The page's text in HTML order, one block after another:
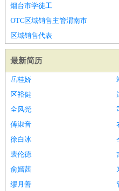
烟台市学徒工
OTC区域销售主管渭南市
区域销售代表
最新简历
岳桂娇
区裕健
全风尧
傅淑音
徐白冰
裴伦德
俞嫣茜
缪月善